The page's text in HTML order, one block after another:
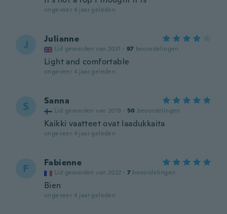
ongeveer 4 jaar geleden
J Julianne
Lid geworden van 2021 · 97 beoordelingen
Light and comfortable
ongeveer 4 jaar geleden
S Sanna
Lid geworden van 2019 · 50 beoordelingen
Kaikki vaatteet ovat laadukkaita
ongeveer 4 jaar geleden
F Fabienne
Lid geworden van 2022 · 7 beoordelingen
Bien
ongeveer 4 jaar geleden